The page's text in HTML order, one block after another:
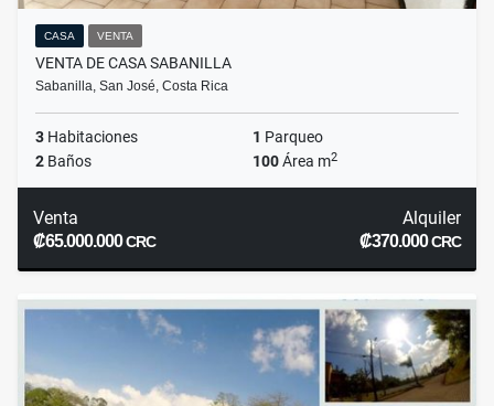
CASA VENTA
VENTA DE CASA SABANILLA
Sabanilla, San José, Costa Rica
3 Habitaciones 1 Parqueo
2 Baños 100Área m2
Venta
₡65.000.000CRC
Alquiler
₡370.000CRC